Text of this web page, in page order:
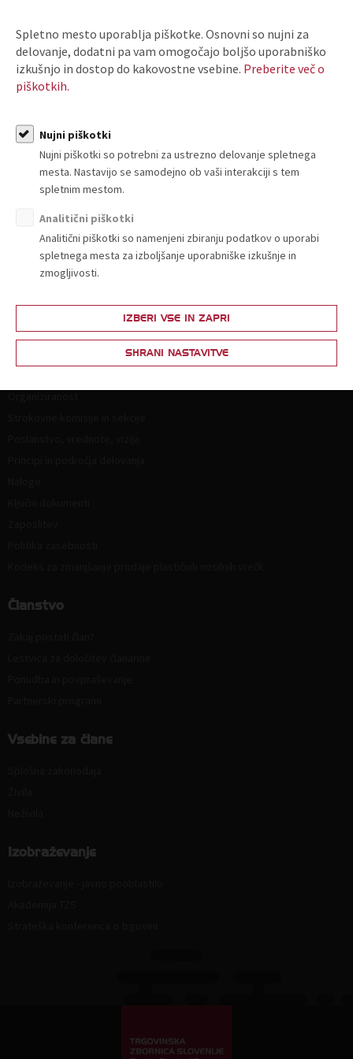
Vsebina je dostopna članom Trgovinske zbornice
Slovenije.
ali
POSTANI ČLAN
O nas
Članstvo
Vsebine za člane
Izobraževanje
Spletno mesto uporablja piškotke. Osnovni so nujni za
delovanje, dodatni pa vam omogočajo boljšo uporabniško
izkušnjo in dostop do kakovostne vsebine. Preberite več o
piškotkih.
Nujni piškotki
Nujni piškotki so potrebni za ustrezno delovanje spletnega
mesta. Nastavijo se samodejno ob vaši interakciji s tem
spletnim mestom.
Analitični piškotki
Analitični piškotki so namenjeni zbiranju podatkov o uporabi
spletnega mesta za izboljšanje uporabniške izkušnje in
zmogljivosti.
IZBERI VSE IN ZAPRI
SHRANI NASTAVITVE